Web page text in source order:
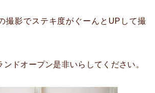
撮影でステキ度がぐーんとUPして撮
ドオープン是非いらしてください。